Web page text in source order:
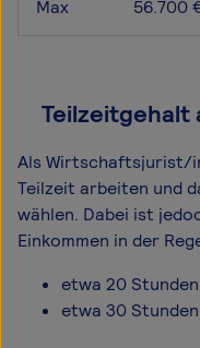
Max 56.700
Als Wirtschaftsjurist/
Teilzeit arbeiten und
wählen. Dabei ist
Einkommen in der
etwa 20
etwa 30